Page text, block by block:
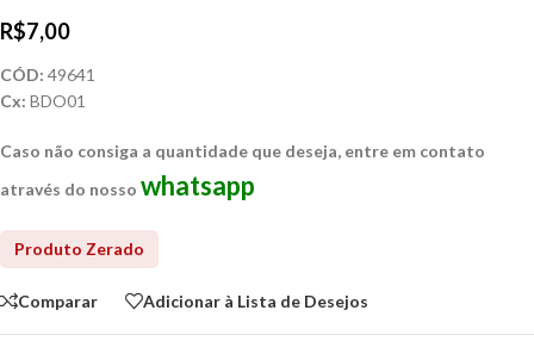
R$7,00
CÓD: 49641
Cx: BDO01
Caso não consiga a quantidade que deseja, entre em contato
através do nosso whatsapp
Comparar Adicionar à Lista de Desejos